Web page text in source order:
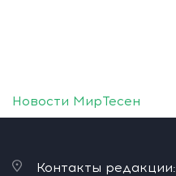
Новости МирТесен
Контакты редакции: